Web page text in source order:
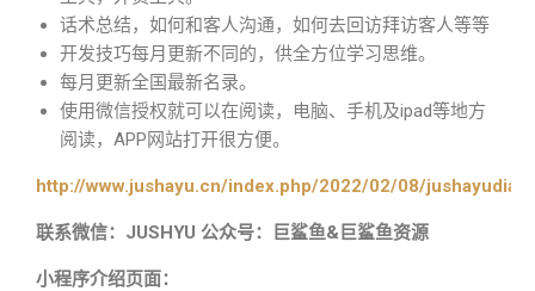
话术总结，如何和客人沟通，如何去回访拜访客人等等
开发技巧每月更新不同的，供全方位学习思维。
每月更新全国最新名录。
使用微信授权就可以在阅读，电脑、手机及ipad等地方
阅读，APP网站打开很方便。
http://www.jushayu.cn/index.php/2022/02/08/
联系微信：JUSHYU 公众号：巨鲨鱼&巨鲨鱼资源
小程序介绍页面：